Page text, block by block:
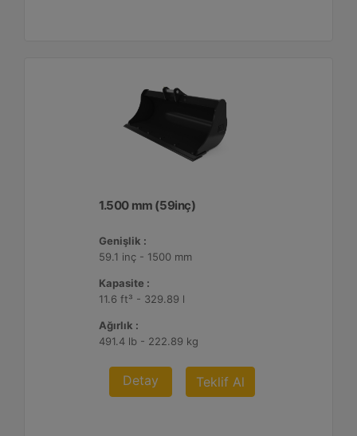
1.500 mm (59inç)
Genişlik :
59.1 inç - 1500 mm
Kapasite :
11.6 ft³ - 329.89 l
Ağırlık :
491.4 lb - 222.89 kg
Detay Teklif Al